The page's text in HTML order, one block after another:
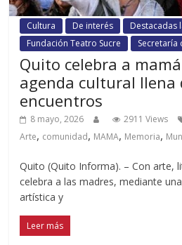
Cultura De interés Destacadas
Fundación Teatro Sucre
Secretaría
Quito celebra a
agenda cultural llena
encuentros
8 mayo, 2026 2911 Views
Arte, comunidad, MAMA, Memoria,
Quito (Quito Informa). – Con arte,
celebra a las madres, mediante
artística y
Leer más